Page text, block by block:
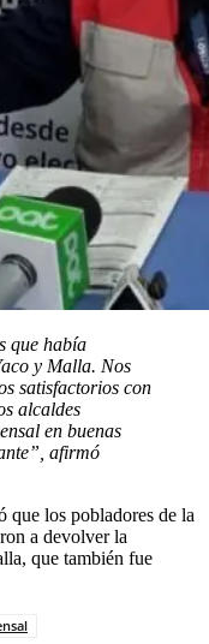
que había
y Malla. Nos
satisfactorios con
alcaldes
en buenas
afirmó
que los pobladores de la
a devolver la
que también fue